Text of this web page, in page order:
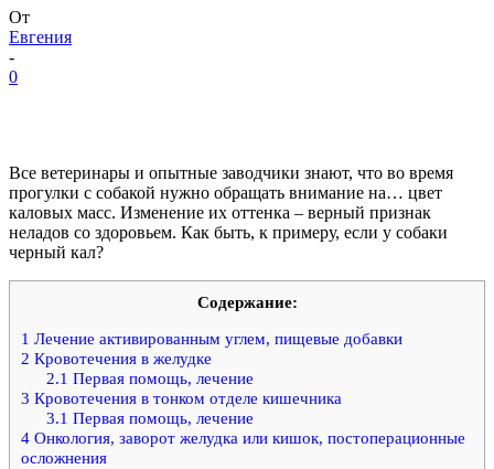
От
Евгения
-
0
Все ветеринары и опытные заводчики знают, что во время
прогулки с собакой нужно обращать внимание на… цвет
каловых масс. Изменение их оттенка – верный признак
неладов со здоровьем. Как быть, к примеру, если у собаки
черный кал?
Содержание:
1 Лечение активированным углем, пищевые добавки
2 Кровотечения в желудке
2.1 Первая помощь, лечение
3 Кровотечения в тонком отделе кишечника
3.1 Первая помощь, лечение
4 Онкология, заворот желудка или кишок, постоперационные
осложнения